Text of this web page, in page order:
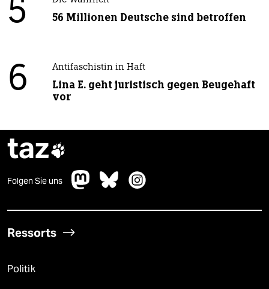
5 56 Millionen Deutsche sind betroffen
6 Antifaschistin in Haft
Lina E. geht juristisch gegen Beugehaft
vor
taz
Folgen Sie uns
Ressorts
Politik